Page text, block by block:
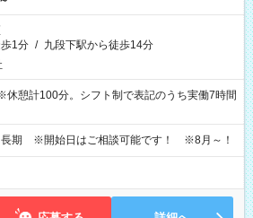
1分 / 九段下駅から徒歩14分
憩計100分。シフト制で表記のうち実働7時間
長期 ※開始日はご相談可能です！ ※8月～！